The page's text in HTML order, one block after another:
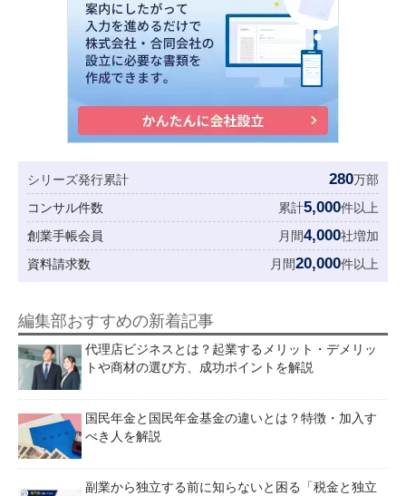
シリーズ発行累計 280万部
コンサル件数
累計5,000件以上
創業手帳会員
月間4,000社増加
資料請求数
月間20,000件以上
編集部おすすめの新着記事
代理店ビジネスとは？起業するメリット・デメリッ
トや商材の選び方、成功ポイントを解説
国民年金と国民年金基金の違いとは？特徴・加入す
べき人を解説
副業から独立する前に知らないと困る「税金と独立